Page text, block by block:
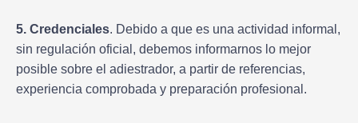
5. Credenciales. Debido a que es una actividad informal,
sin regulación oficial, debemos informarnos lo mejor
posible sobre el adiestrador, a partir de referencias,
experiencia comprobada y preparación profesional.